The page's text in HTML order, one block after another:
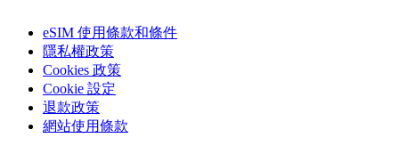
eSIM 使用條款和條件
隱私權政策
Cookies 政策
Cookie 設定
退款政策
網站使用條款